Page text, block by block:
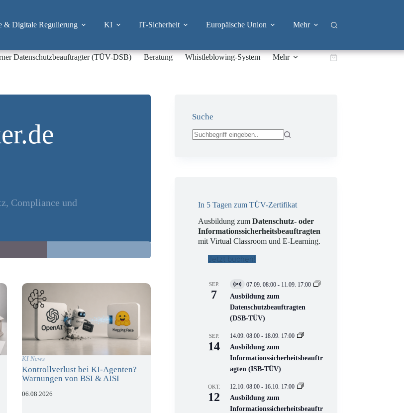
& Digitale Regulierung KI IT-Sicherheit Europäische Union Mehr
Datenschutzbeauftragter (TÜV-DSB) Beratung Whistleblowing-System Mehr Warenkorb
Compliance und
KI-News
Kontrollverlust bei KI-Agenten?
Warnungen von BSI & AISI
06.08.2026
Suche
In 5 Tagen zum TÜV-Zertifikat
Ausbildung zumDatenschutz- oder
Informationssicherheitsbeauftragten
mit Virtual Classroom und E-Learning.
Jetzt buchen!
SEP.
7
V
i
t
u
l
V
e
r
n
s
t
a
07.09. 08:00 - 11.09. 17:00
Ausbildung zum
Datenschutzbeauftragten
(DSB-TÜV)
SEP.
14
14.09. 08:00 - 18.09. 17:00
Ausbildung zum
Informationssicherheitsbeauftr
agten (ISB-TÜV)
OKT.
12
12.10. 08:00 - 16.10. 17:00
Ausbildung zum
Informationssicherheitsbeauftr